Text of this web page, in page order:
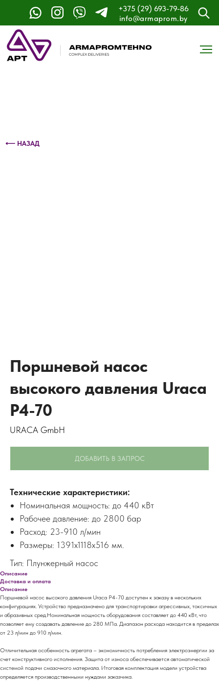
+375 (29) 693-79-86
info@armaprom.by
Контактный телефон: +375 (29) 693-79-86
⟵ НАЗАД
Поршневой насос
высокого давления Uraca
P4-70
URACA GmbH
ДОБАВИТЬ В ЗАПРОС
Технические характеристики:
Номинальная мощность: до 440 кВт
Рабочее давление: до 2800 бар
Расход: 23-910 л/мин
Размеры: 1391x1118x516 мм.
Тип: Плунжерный насос
Описание
Доставка и оплата
Описание
Поршневой насос высокого давления Uraca P4-70 доступен к заказу в нескольких
конфигурациях. Устройство предназначено для транспортировки агрессивных, токсичных
и абразивных сред.Номинальная мощность оборудования составляет до 440 кВт, что
позволяет ему создавать давление до 280 МПа. Диапазон расхода находится в пределах
от 23 л/мин до 910 л/мин.
Отличительная особенность агрегата – экономичность потребления электроэнергии за
счет конструктивного исполнения. Защита от износа обеспечивается автоматической
системой подачи смазочного материала. Итоговая комплектация модели устройства
определяется производственными нуждами заказчика.